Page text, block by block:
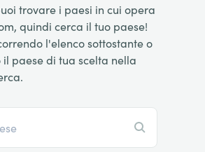
trovare i paesi in cui opera
quindi cerca il tuo paese!
l'elenco sottostante o
paese di tua scelta nella